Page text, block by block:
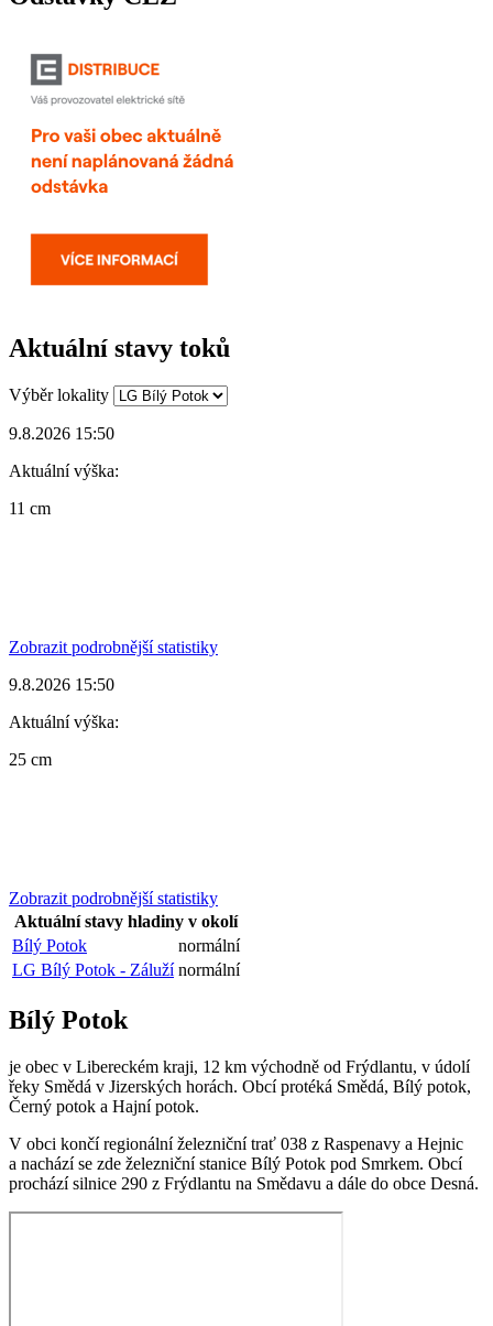
Aktuální stavy toků
Výběr lokality
9.8.2026 15:50
Aktuální výška:
11 cm
Zobrazit podrobnější statistiky
9.8.2026 15:50
Aktuální výška:
25 cm
Zobrazit podrobnější statistiky
Aktuální stavy hladiny v okolí
Bílý Potok
normální
LG Bílý Potok - Záluží normální
Bílý Potok
je obec v Libereckém kraji, 12 km východně od Frýdlantu, v údolí
řeky Smědá v Jizerských horách. Obcí protéká Smědá, Bílý potok,
Černý potok a Hajní potok.
V obci končí regionální železniční trať 038 z Raspenavy a Hejnic
a nachází se zde železniční stanice Bílý Potok pod Smrkem. Obcí
prochází silnice 290 z Frýdlantu na Smědavu a dále do obce Desná.